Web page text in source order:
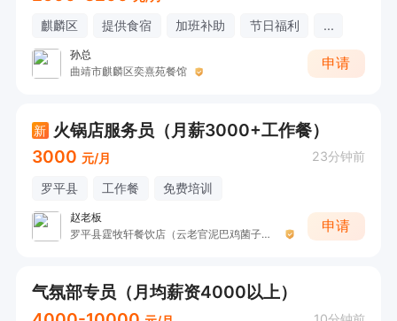
麒麟区 提供食宿 加班补助 节日福利 ...
孙总
曲靖市麒麟区奕熹苑餐馆
申请
新 火锅店服务员（月薪3000+工作餐）
3000 元/月 23分钟前
罗平县 工作餐 免费培训
赵老板
罗平县霆牧轩餐饮店（云老官泥巴鸡菌子火锅）
申请
气氛部专员（月均薪资4000以上）